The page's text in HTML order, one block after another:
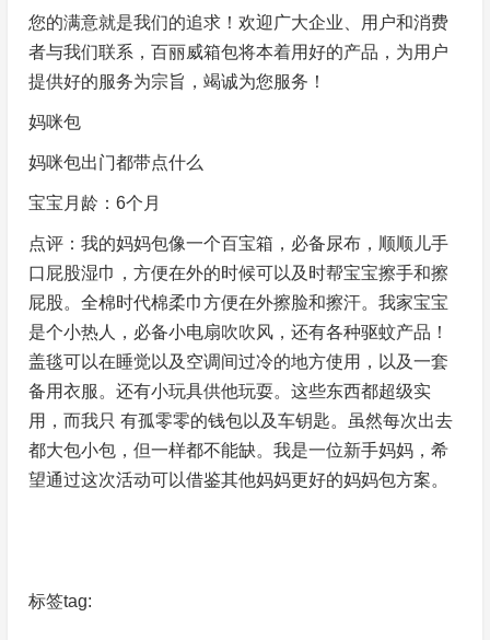
您的满意就是我们的追求！欢迎广大企业、用户和消费
者与我们联系，百丽威箱包将本着用好的产品，为用户
提供好的服务为宗旨，竭诚为您服务！
妈咪包
妈咪包出门都带点什么
宝宝月龄：6个月
点评：我的妈妈包像一个百宝箱，必备尿布，顺顺儿手
口屁股湿巾，方便在外的时候可以及时帮宝宝擦手和擦
屁股。全棉时代棉柔巾方便在外擦脸和擦汗。我家宝宝
是个小热人，必备小电扇吹吹风，还有各种驱蚊产品！
盖毯可以在睡觉以及空调间过冷的地方使用，以及一套
备用衣服。还有小玩具供他玩耍。这些东西都超级实
用，而我只 有孤零零的钱包以及车钥匙。虽然每次出去
都大包小包，但一样都不能缺。我是一位新手妈妈，希
望通过这次活动可以借鉴其他妈妈更好的妈妈包方案️。
标签tag: